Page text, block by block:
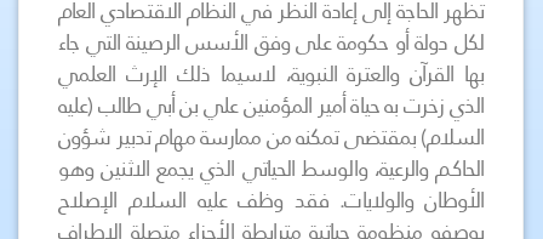
تظهر الحاجة إلى إعادة النظر في النظام الاقتصادي العام
لكل دولة أو حكومة على وفق الأسس الرصينة التي جاء
بها القرآن والعترة النبوية، لاسيما ذلك الإرث العلمي
الذي زخرت به حياة أمير المؤمنين علي بن أبي طالب (عليه
السلام) بمقتضى تمكنه من ممارسة مهام تدبير شؤون
الحاكم والرعية، والوسط الحياتي الذي يجمع الاثنين وهو
الأوطان والولايات. فقد وظف عليه السلام الإصلاح
بوصفه منظومة حياتية مترابطة الأجزاء متصلة الاطراف